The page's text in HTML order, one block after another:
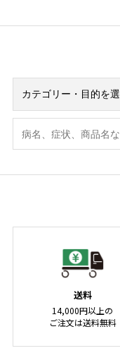
送料
14,000円以上の
ご注文は送料無料